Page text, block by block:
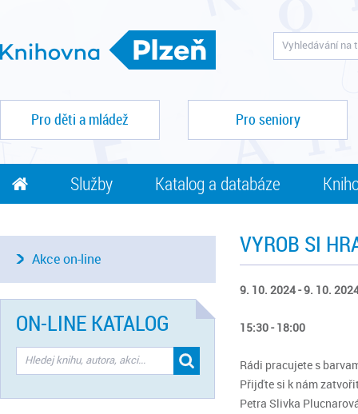
Pro děti a mládež Pro seniory
Služby Katalog a databáze
VYROB SI
9. 10. 2024 - 9. 10.
15:30 - 18:00
Rádi pracujete s
Přijďte si k nám
Petra Slivka
Akce on-line
ON-LINE KATALOG